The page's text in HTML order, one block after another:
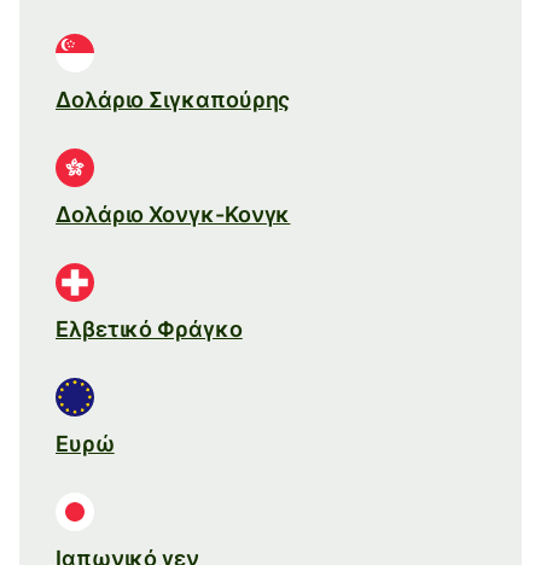
Δολάριο Σιγκαπούρης
Δολάριο Χονγκ-Κονγκ
Ελβετικό Φράγκο
Ευρώ
Ιαπωνικό γεν